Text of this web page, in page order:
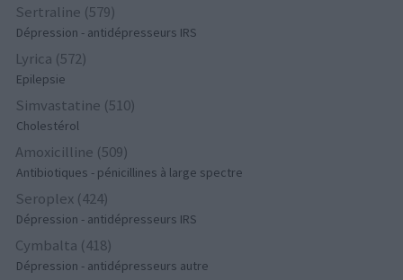
Sertraline (579)
Dépression - antidépresseurs IRS
Lyrica (572)
Epilepsie
Simvastatine (510)
Cholestérol
Amoxicilline (509)
Antibiotiques - pénicillines à large spectre
Seroplex (424)
Dépression - antidépresseurs IRS
Cymbalta (418)
Dépression - antidépresseurs autre